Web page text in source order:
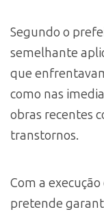
Segundo o
semelhante
que
como nas
obras recentes
transtornos.
Com a
pretende